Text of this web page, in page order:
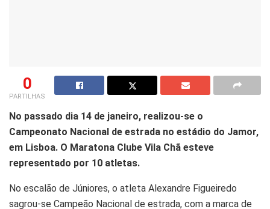
0
PARTILHAS
No passado dia 14 de janeiro, realizou-se o
Campeonato Nacional de estrada no estádio do Jamor,
em Lisboa. O Maratona Clube Vila Chã esteve
representado por 10 atletas.
No escalão de Júniores, o atleta Alexandre Figueiredo
sagrou-se Campeão Nacional de estrada, com a marca de